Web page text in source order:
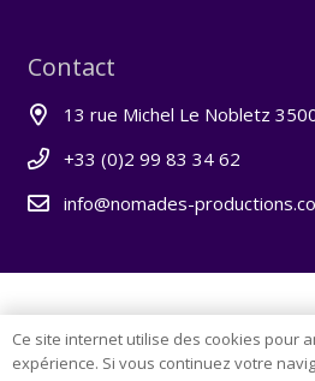
Contact
13 rue Michel Le Nobletz
+33 (0)2 99 83 34 62
info@nomades-
© 2025 – Nomades Productions
Ce site internet utilise des cookies pour
expérience. Si vous continuez votre